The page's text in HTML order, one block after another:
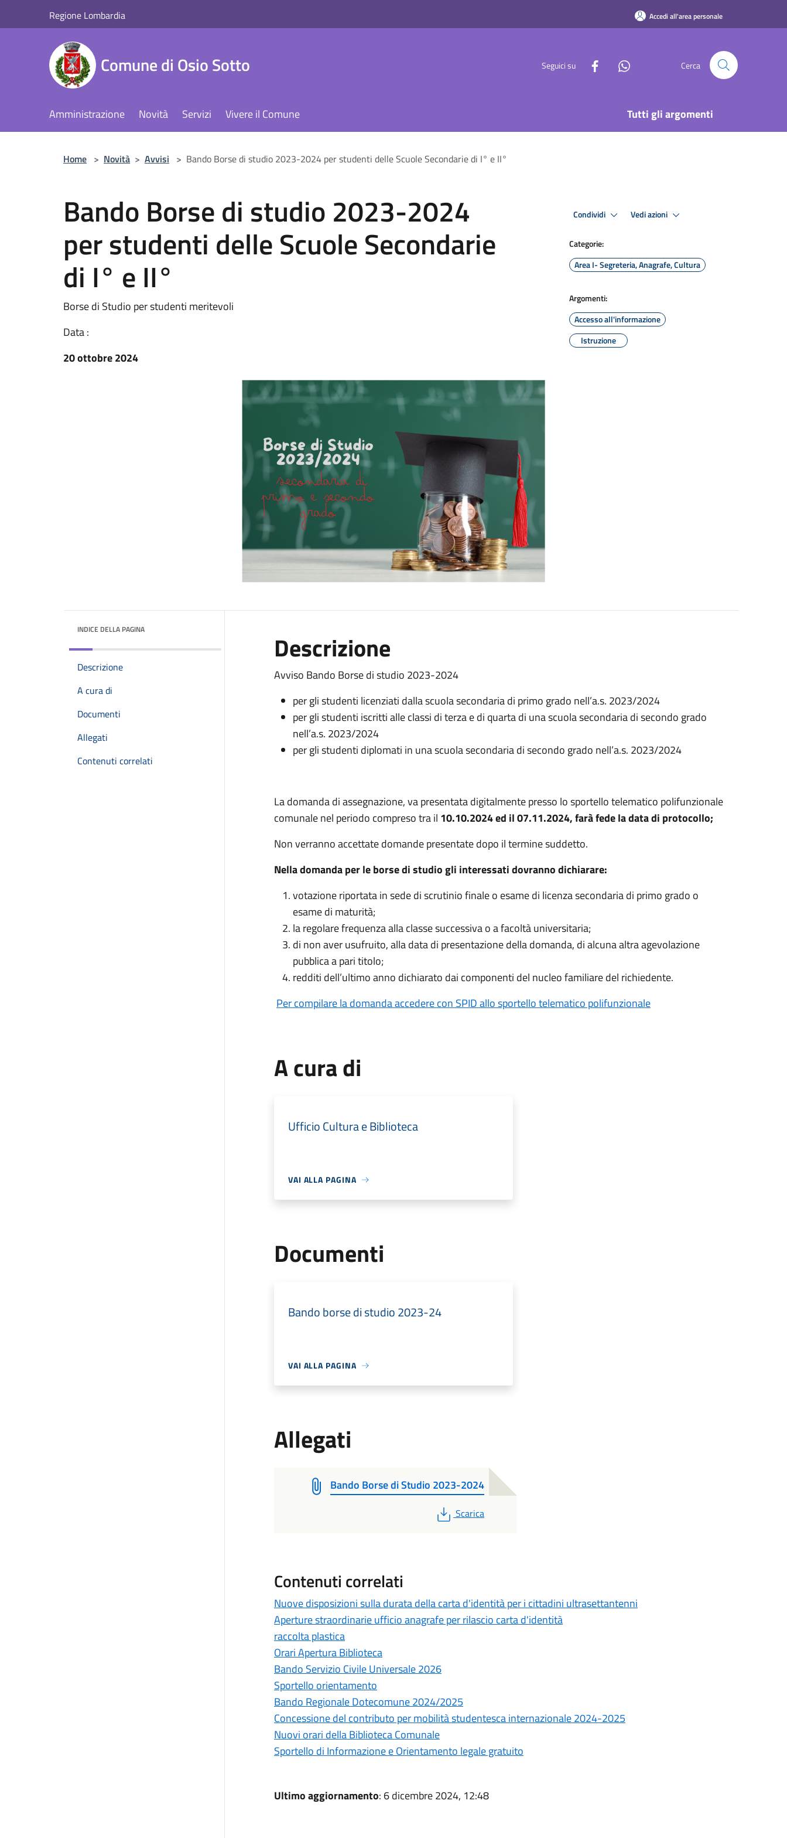
Regione Lombardia Accedi all'area personale
Comune di Osio Sotto Seguici su Cerca
Amministrazione Novità Servizi Vivere il Comune Tutti gli argomenti
Home > Novità > Avvisi > Bando Borse di studio 2023-2024 per studenti delle Scuole Secondarie di I° e II°
Bando Borse di studio 2023-2024
per studenti delle Scuole Secondarie
di I° e II°
Borse di Studio per studenti meritevoli
Data :
20 ottobre 2024
Condividi Vedi azioni
Categorie:
Area I- Segreteria, Anagrafe, Cultura
Argomenti:
Accesso all'informazione
Istruzione
INDICE DELLA PAGINA
Descrizione
A cura di
Documenti
Allegati
Contenuti correlati
Descrizione
Avviso Bando Borse di studio 2023-2024
per gli studenti licenziati dalla scuola secondaria di primo grado nell’a.s. 2023/2024
per gli studenti iscritti alle classi di terza e di quarta di una scuola secondaria di secondo grado
nell’a.s. 2023/2024
per gli studenti diplomati in una scuola secondaria di secondo grado nell’a.s. 2023/2024
La domanda di assegnazione, va presentata digitalmente presso lo sportello telematico polifunzionale
comunale nel periodo compreso tra il 10.10.2024 ed il 07.11.2024, farà fede la data di protocollo;
Non verranno accettate domande presentate dopo il termine suddetto.
Nella domanda per le borse di studio gli interessati dovranno dichiarare:
votazione riportata in sede di scrutinio finale o esame di licenza secondaria di primo grado o
esame di maturità;
la regolare frequenza alla classe successiva o a facoltà universitaria;
di non aver usufruito, alla data di presentazione della domanda, di alcuna altra agevolazione
pubblica a pari titolo;
redditi dell’ultimo anno dichiarato dai componenti del nucleo familiare del richiedente.
Per compilare la domanda accedere con SPID allo sportello telematico polifunzionale
A cura di
Ufficio Cultura e Biblioteca
VAI ALLA PAGINA
Documenti
Bando borse di studio 2023-24
VAI ALLA PAGINA
Allegati
Bando Borse di Studio 2023-2024
PDF
Scarica
Contenuti correlati
Nuove disposizioni sulla durata della carta d'identità per i cittadini ultrasettantenni
Aperture straordinarie ufficio anagrafe per rilascio carta d'identità
raccolta plastica
Orari Apertura Biblioteca
Bando Servizio Civile Universale 2026
Sportello orientamento
Bando Regionale Dotecomune 2024/2025
Concessione del contributo per mobilità studentesca internazionale 2024-2025
Nuovi orari della Biblioteca Comunale
Sportello di Informazione e Orientamento legale gratuito
Ultimo aggiornamento: 6 dicembre 2024, 12:48